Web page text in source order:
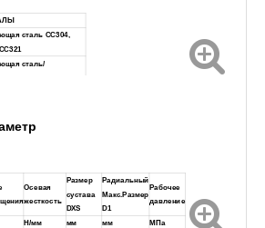
сталь СС304,
сталь/
Осевая
жесткость
Размер
сустава
DXS
Радиальный
Макс.Размер
D1
Рабочее
давление
Н/мм мм мм
МПа